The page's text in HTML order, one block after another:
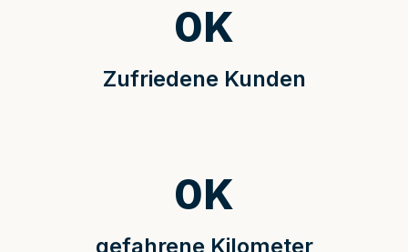
Zufriedene Kunden
0K
gefahrene Kilometer
0K